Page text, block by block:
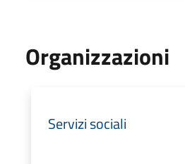
Organizzazioni
Servizi sociali